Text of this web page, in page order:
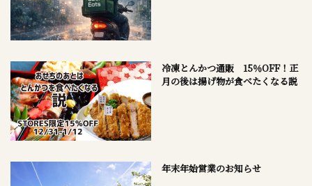
冷凍とんかつ通販 15％OFF！正
月の後は揚げ物が食べたくなる説
年末年始営業のお知らせ